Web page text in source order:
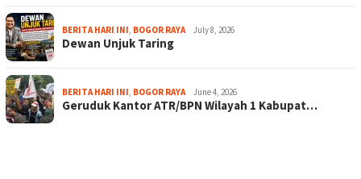
BERITA HARI INI, BOGOR RAYA July 8, 2026
Dewan Unjuk Taring
BERITA HARI INI, BOGOR RAYA June 4, 2026
Geruduk Kantor ATR/BPN Wilayah 1 Kabupat…